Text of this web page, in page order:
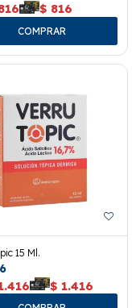
$ 816
15 Ml.
$ 1.416